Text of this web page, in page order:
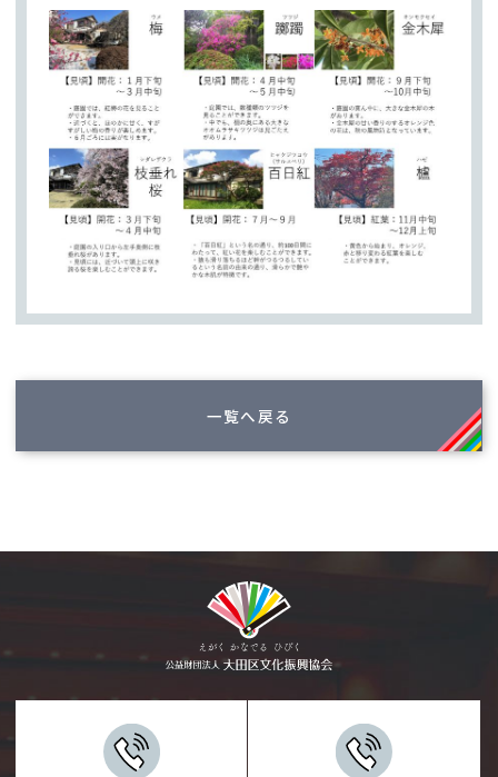
一覧へ戻る